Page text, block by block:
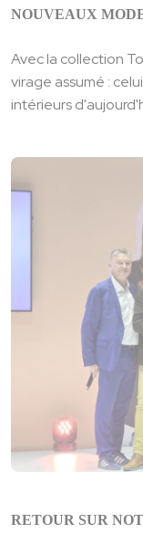
NOUVEAUX
Avec la collection
virage assumé :
intérieurs
RETOUR SUR